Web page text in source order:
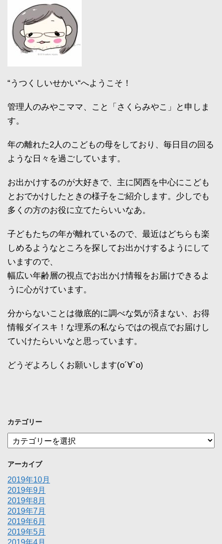
“うつくしいせかい“へようこそ！
管理人のみやこママ、こと「さくらみやこ」と申しま
す。
年の離れた2人のこどもの母をしており、毎日目の回る
ような日々を過ごしています。
お出かけするのが大好きで、主に関西を中心にこども
とおでかけしたときの様子をご紹介します。少しでも
多くの方のお役に立てたらいいなあ。
子どもたちの年が離れているので、最近はどちらも楽
しめるようなところを探してお出かけするようにして
いますので、
幅広い年齢層の視点でお出かけ情報をお届けできるよ
うに心がけています。
分からないことは徹底的に調べな気が済まない、お得
情報ダイスキ！な理系の私ならではの視点でお届けし
ていけたらいいなと思っています。
どうぞよろしくお願いします(о´∀`о)
カテゴリー
テ
リ
ー
アーカイブ
2019年10月
2019年9月
2019年8月
2019年7月
2019年6月
2019年5月